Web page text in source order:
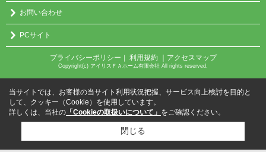
お問い合わせ
PCサイト
プライバシーポリシー ｜ 利用規約 ｜アクセスマップ
Copyright(c) アイリスＦＡホーム有限会社 All rights reserved.
当サイトでは、お客様の当サイト利用状況把握、サービス向上検討を目的と
して、クッキー（Cookie）を使用しています。
詳しくは、当社の 「Cookieの取扱いについて」 をご確認ください。
閉じる